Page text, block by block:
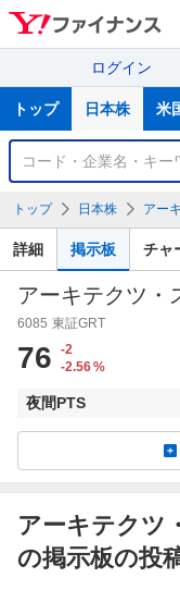
ログイン
サ
トップ 日本株 米
銘
検
索
トップ 日本株 アー
詳細 掲示板 チャ
アーキテクツ・
6085 東証GRT
76
-2
-2.56%
夜間PTS
アーキテクツ
の掲示板の投